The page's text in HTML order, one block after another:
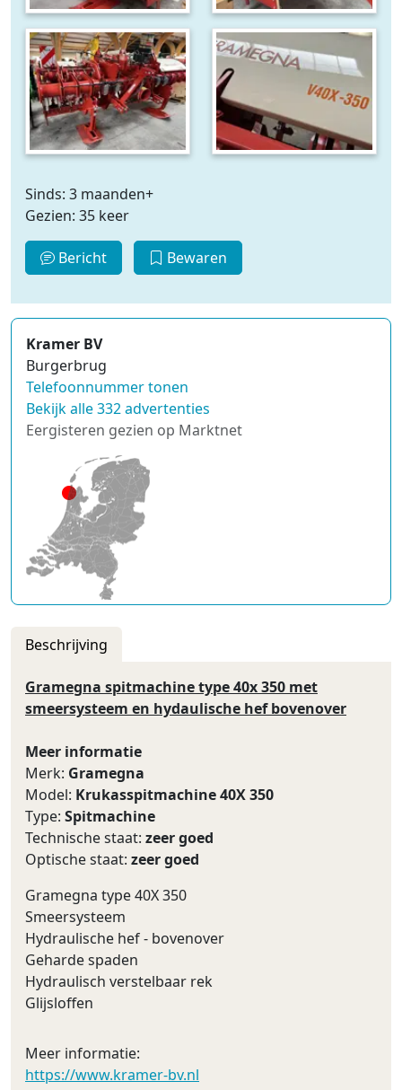
Sinds: 3 maanden+
Gezien: 35 keer
Bericht Bewaren
Kramer BV
Burgerbrug
Telefoonnummer tonen
Bekijk alle 332 advertenties
Eergisteren gezien op Marktnet
Beschrijving
Gramegna spitmachine type 40x 350 met
smeersysteem en hydaulische hef bovenover
Meer informatie
Merk: Gramegna
Model: Krukasspitmachine 40X 350
Type: Spitmachine
Technische staat: zeer goed
Optische staat: zeer goed
Gramegna type 40X 350
Smeersysteem
Hydraulische hef - bovenover
Geharde spaden
Hydraulisch verstelbaar rek
Glijsloffen
Meer informatie:
https://www.kramer-bv.nl